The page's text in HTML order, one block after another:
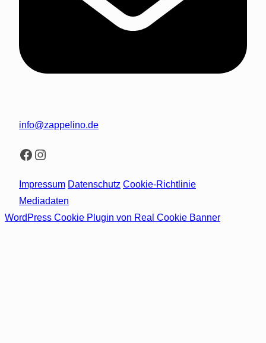
info@zappelino.de
Facebook
Instagram
Impressum Datenschutz Cookie-Richtlinie
Mediadaten
WordPress Cookie Plugin von Real Cookie Banner